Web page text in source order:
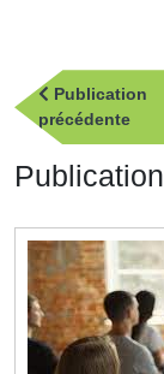
Navigation
de
l’article
Publication
précédente